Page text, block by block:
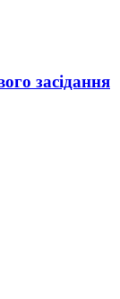
засідання